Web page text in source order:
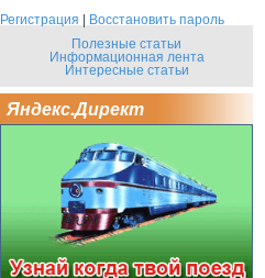
Регистрация | Восстановить пароль
Полезные статьи
Информационная лента
Интересные статьи
Яндекс.Директ